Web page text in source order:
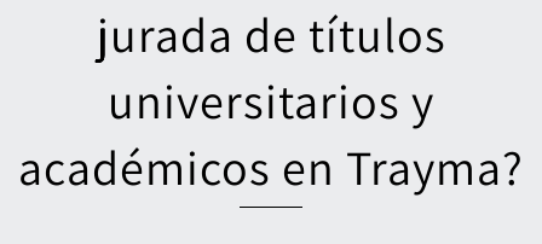
jurada de títulos
universitarios y
académicos en Trayma?